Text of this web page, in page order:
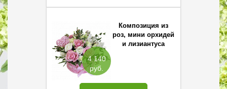
4 140
руб.
Композиция из
роз, мини орхидей
и лизиантуса